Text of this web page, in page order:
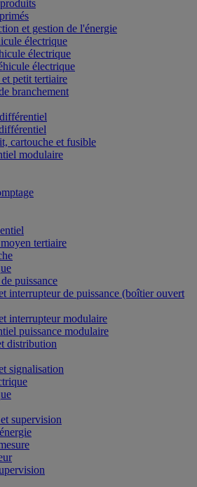
et gestion de l'énergie
électrique
électrique
électrique
petit tertiaire
branchement
cartouche et fusible
modulaire
tertiaire
puissance
interrupteur de puissance (boîtier ouvert
interrupteur modulaire
puissance modulaire
distribution
signalisation
supervision